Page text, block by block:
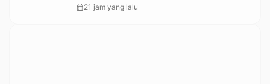
Datangi TKP
calendar_month21 jam yang lalu